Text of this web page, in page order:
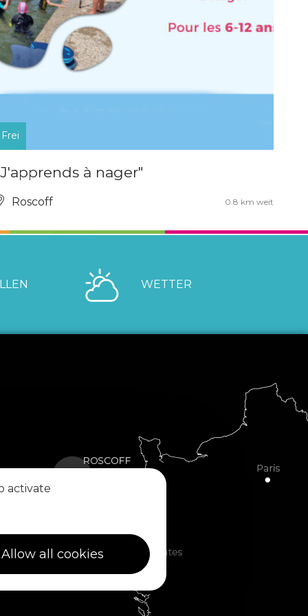
Frei
à nager"
Roscoff 0.8 km weit
WETTER
activate
Allow all cookies